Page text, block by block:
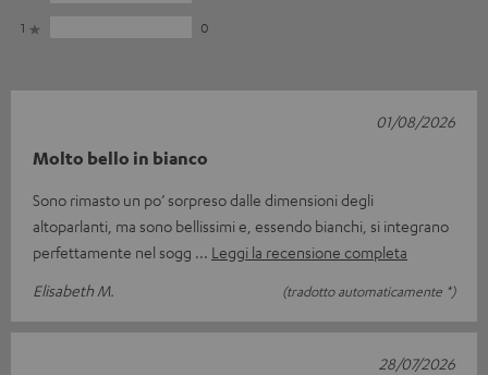
1
0
Molto bello in bianco
Sono rimasto un po’ sorpreso dalle dimensioni degli
altoparlanti, ma sono bellissimi e, essendo bianchi, si integrano
perfettamente nel sogg
Leggi la recensione completa
Elisabeth M.
(tradotto automaticamente *)
01/08/2026
28/07/2026